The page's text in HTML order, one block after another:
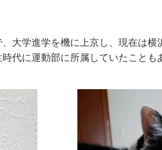
大学進学を機に上京し、現在は
代に運動部に所属していたこと